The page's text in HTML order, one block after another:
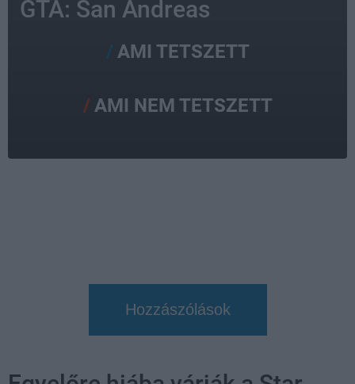
GTA: San Andreas
AMI TETSZETT
AMI NEM TETSZETT
Hozzászólások